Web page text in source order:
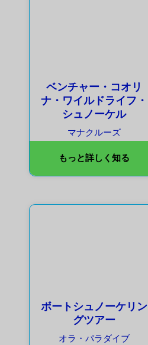
ベンチャー・コオリ
ナ・ワイルドライフ・
シュノーケル
マナクルーズ
もっと詳しく知る
ボートシュノーケリン
グツアー
オラ・パラダイブ